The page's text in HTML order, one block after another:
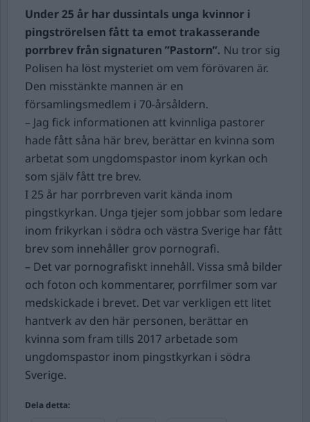
Under 25 år har dussintals unga kvinnor i
pingströrelsen fått ta emot trakasserande
porrbrev från signaturen ”Pastorn”. Nu tror sig
Polisen ha löst mysteriet om vem förövaren är.
Den misstänkte mannen är en
församlingsmedlem i 70-årsåldern.
– Jag fick informationen att kvinnliga pastorer
hade fått såna här brev, berättar en kvinna som
arbetat som ungdomspastor inom kyrkan och
som själv fått tre brev.
I 25 år har porrbreven varit kända inom
pingstkyrkan. Unga tjejer som jobbar som ledare
inom frikyrkan i södra och västra Sverige har fått
brev som innehåller grov pornografi.
– Det var pornografiskt innehåll. Vissa små bilder
och foton och kommentarer, porrfilmer som var
medskickade i brevet. Det var verkligen ett litet
hantverk av den här personen, berättar en
kvinna som fram tills 2017 arbetade som
ungdomspastor inom pingstkyrkan i södra
Sverige.
Dela detta: